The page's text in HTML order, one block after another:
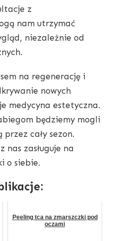
z
nam utrzymać
niezależnie od
na regenerację i
nowych
medycyna estetyczna.
będziemy mogli
przez cały sezon.
nas zasługuje na
o siebie.
Peeling tca na zmarszczki pod
oczami